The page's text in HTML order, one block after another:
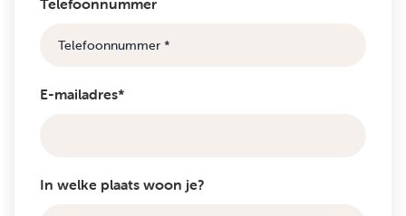
Telefoonnummer
E-mailadres*
In welke plaats woon je?